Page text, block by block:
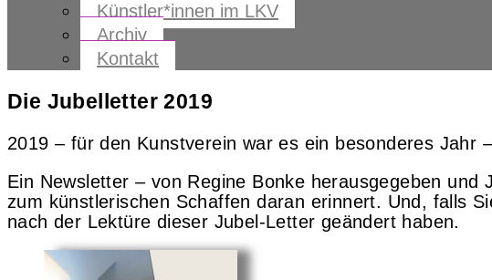
Künstler*innen im LKV
Archiv
Kontakt
Die Jubelletter 2019
2019 – für den Kunstverein war es ein besonderes Jahr
Ein Newsletter – von Regine Bonke herausgegeben
zum künstlerischen Schaffen daran erinnert. Und, falls
nach der Lektüre dieser Jubel-Letter geändert haben.